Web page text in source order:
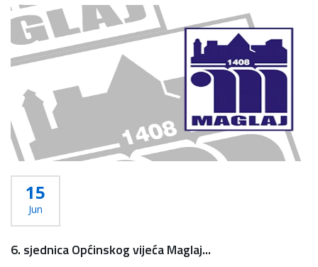
Više...
15
Jun
6. sjednica Općinskog vijeća Maglaj...